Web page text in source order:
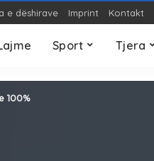
e dëshirave Imprint Kontakt
Sport Tjera
OP-ED
OP-ED
100%